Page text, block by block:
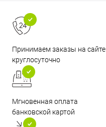
Принимаем заказы на сайте
круглосуточно
Мгновенная оплата
банковской картой